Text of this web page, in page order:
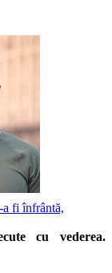
a fi înfrântă,
cu vederea.